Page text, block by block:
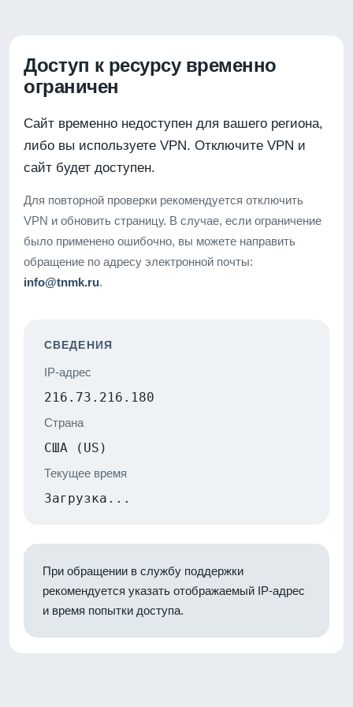
Доступ к ресурсу временно
ограничен
Сайт временно недоступен для вашего региона,
либо вы используете VPN. Отключите VPN и
сайт будет доступен.
Для повторной проверки рекомендуется отключить
VPN и обновить страницу. В случае, если ограничение
было применено ошибочно, вы можете направить
обращение по адресу электронной почты:
info@tnmk.ru.
СВЕДЕНИЯ
IP-адрес
216.73.216.180
Страна
США (US)
Текущее время
Загрузка...
При обращении в службу поддержки
рекомендуется указать отображаемый IP-адрес
и время попытки доступа.